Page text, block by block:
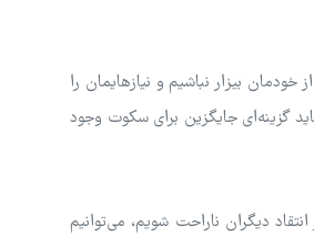
بیزار نباشیم و نیازهایمان را
گزینه‌ای جایگزین برای سکوت وجود
دیگران ناراحت شویم، می‌توانیم